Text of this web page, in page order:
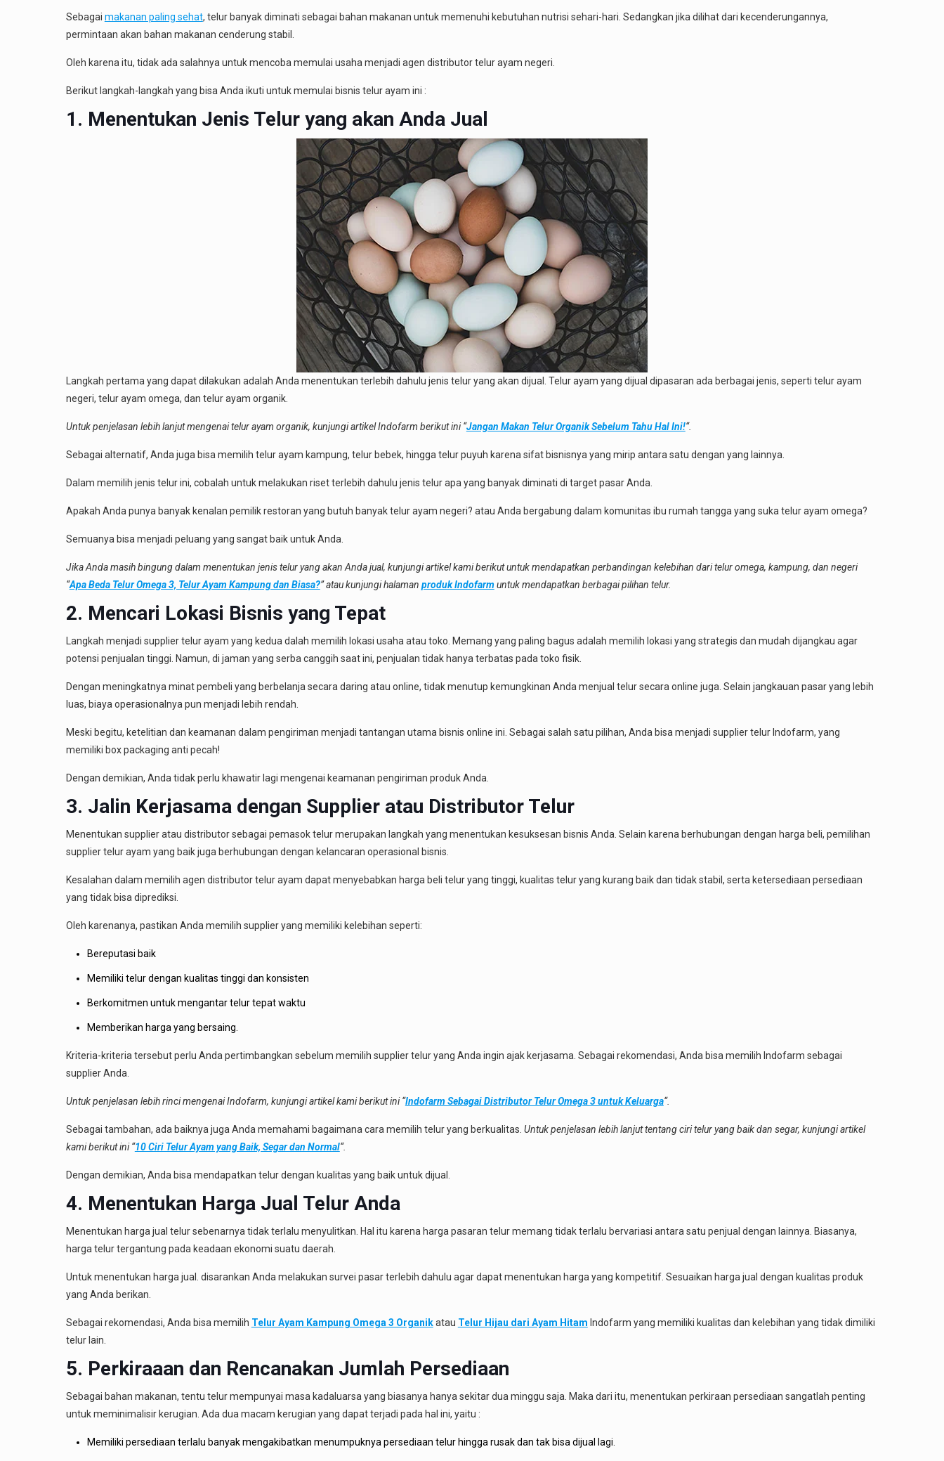
Sebagai makanan paling sehat, telur banyak diminati sebagai bahan makanan untuk memenuhi kebutuhan nutrisi sehari-hari. Sedangkan jika dilihat dari kecenderungannya,
permintaan akan bahan makanan cenderung stabil.
Oleh karena itu, tidak ada salahnya untuk mencoba memulai usaha menjadi agen distributor telur ayam negeri.
Berikut langkah-langkah yang bisa Anda ikuti untuk memulai bisnis telur ayam ini :
1. Menentukan Jenis Telur yang akan Anda Jual
Langkah pertama yang dapat dilakukan adalah Anda menentukan terlebih dahulu jenis telur yang akan dijual. Telur ayam yang dijual dipasaran ada berbagai jenis, seperti telur ayam
negeri, telur ayam omega, dan telur ayam organik.
Untuk penjelasan lebih lanjut mengenai telur ayam organik, kunjungi artikel Indofarm berikut ini “Jangan Makan Telur Organik Sebelum Tahu Hal Ini!“.
Sebagai alternatif, Anda juga bisa memilih telur ayam kampung, telur bebek, hingga telur puyuh karena sifat bisnisnya yang mirip antara satu dengan yang lainnya.
Dalam memilih jenis telur ini, cobalah untuk melakukan riset terlebih dahulu jenis telur apa yang banyak diminati di target pasar Anda.
Apakah Anda punya banyak kenalan pemilik restoran yang butuh banyak telur ayam negeri? atau Anda bergabung dalam komunitas ibu rumah tangga yang suka telur ayam omega?
Semuanya bisa menjadi peluang yang sangat baik untuk Anda.
Jika Anda masih bingung dalam menentukan jenis telur yang akan Anda jual, kunjungi artikel kami berikut untuk mendapatkan perbandingan kelebihan dari telur omega, kampung, dan negeri
“Apa Beda Telur Omega 3, Telur Ayam Kampung dan Biasa?” atau kunjungi halaman produk Indofarmuntuk mendapatkan berbagai pilihan telur.
2. Mencari Lokasi Bisnis yang Tepat
Langkah menjadi supplier telur ayam yang kedua dalah memilih lokasi usaha atau toko. Memang yang paling bagus adalah memilih lokasi yang strategis dan mudah dijangkau agar
potensi penjualan tinggi. Namun, di jaman yang serba canggih saat ini, penjualan tidak hanya terbatas pada toko fisik.
Dengan meningkatnya minat pembeli yang berbelanja secara daring atau online, tidak menutup kemungkinan Anda menjual telur secara online juga. Selain jangkauan pasar yang lebih
luas, biaya operasionalnya pun menjadi lebih rendah.
Meski begitu, ketelitian dan keamanan dalam pengiriman menjadi tantangan utama bisnis online ini. Sebagai salah satu pilihan, Anda bisa menjadi supplier telur Indofarm, yang
memiliki box packaging anti pecah!
Dengan demikian, Anda tidak perlu khawatir lagi mengenai keamanan pengiriman produk Anda.
3. Jalin Kerjasama dengan Supplier atau Distributor Telur
Menentukan supplier atau distributor sebagai pemasok telur merupakan langkah yang menentukan kesuksesan bisnis Anda. Selain karena berhubungan dengan harga beli, pemilihan
supplier telur ayam yang baik juga berhubungan dengan kelancaran operasional bisnis.
Kesalahan dalam memilih agen distributor telur ayam dapat menyebabkan harga beli telur yang tinggi, kualitas telur yang kurang baik dan tidak stabil, serta ketersediaan persediaan
yang tidak bisa diprediksi.
Oleh karenanya, pastikan Anda memilih supplier yang memiliki kelebihan seperti:
Bereputasi baik
Memiliki telur dengan kualitas tinggi dan konsisten
Berkomitmen untuk mengantar telur tepat waktu
Memberikan harga yang bersaing.
Kriteria-kriteria tersebut perlu Anda pertimbangkan sebelum memilih supplier telur yang Anda ingin ajak kerjasama. Sebagai rekomendasi, Anda bisa memilih Indofarm sebagai
supplier Anda.
Untuk penjelasan lebih rinci mengenai Indofarm, kunjungi artikel kami berikut ini “Indofarm Sebagai Distributor Telur Omega 3 untuk Keluarga“.
Sebagai tambahan, ada baiknya juga Anda memahami bagaimana cara memilih telur yang berkualitas. Untuk penjelasan lebih lanjut tentang ciri telur yang baik dan segar, kunjungi artikel
kami berikut ini “10 Ciri Telur Ayam yang Baik, Segar dan Normal“.
Dengan demikian, Anda bisa mendapatkan telur dengan kualitas yang baik untuk dijual.
4. Menentukan Harga Jual Telur Anda
Menentukan harga jual telur sebenarnya tidak terlalu menyulitkan. Hal itu karena harga pasaran telur memang tidak terlalu bervariasi antara satu penjual dengan lainnya. Biasanya,
harga telur tergantung pada keadaan ekonomi suatu daerah.
Untuk menentukan harga jual. disarankan Anda melakukan survei pasar terlebih dahulu agar dapat menentukan harga yang kompetitif. Sesuaikan harga jual dengan kualitas produk
yang Anda berikan.
Sebagai rekomendasi, Anda bisa memilih Telur Ayam Kampung Omega 3 Organikatau Telur Hijau dari Ayam Hitam Indofarm yang memiliki kualitas dan kelebihan yang tidak dimiliki
telur lain.
5. Perkiraaan dan Rencanakan Jumlah Persediaan
Sebagai bahan makanan, tentu telur mempunyai masa kadaluarsa yang biasanya hanya sekitar dua minggu saja. Maka dari itu, menentukan perkiraan persediaan sangatlah penting
untuk meminimalisir kerugian. Ada dua macam kerugian yang dapat terjadi pada hal ini, yaitu :
Memiliki persediaan terlalu banyak mengakibatkan menumpuknya persediaan telur hingga rusak dan tak bisa dijual lagi.